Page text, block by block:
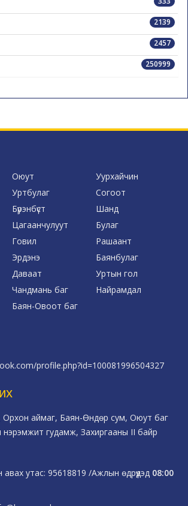
2139
2457
250999
Оюут
Уурхайчин
Уртбулаг
Согоот
Бүрэнбүст
Шанд
Цагаанчулуут
Булаг
Говил
Рашаант
Эрдэнэ
Баянбулаг
Даваат
Уртын гол
Чандмань баг
Найрамдал
Баян-Овоот баг
profile.php?id=100081996504327
Орхон аймаг, Баян-Өндөр сум, Оюут баг
гудамж, Захиргааны II байр
авах утас: 95618819 /Ажлын өдрүүдэд 08:00